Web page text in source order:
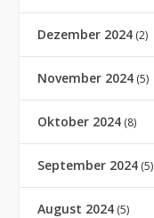
Dezember 2024 (2)
November 2024 (5)
Oktober 2024 (8)
September 2024 (5)
August 2024 (5)